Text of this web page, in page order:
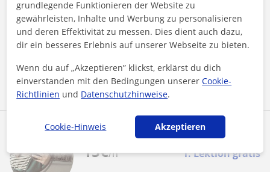
Oberstufe*Chemie Nachhilfe zur Unterstützung bei der
Studieneingangsprüfung*individuelles Er...
Mehr sehen Kontaktieren
15€/h 1. Lektion gratis
Tessa
grundlegende Funktionieren der Website zu
gewährleisten, Inhalte und Werbung zu personalisieren
und deren Effektivität zu messen. Dies dient auch dazu,
dir ein besseres Erlebnis auf unserer Webseite zu bieten.
Wenn du auf „Akzeptieren” klickst, erklärst du dich
einverstanden mit den Bedingungen unsererCookie-
Richtlinien und Datenschutzhinweise.
Cookie-Hinweis Akzeptieren